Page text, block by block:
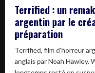
Terrified : un
argentin par le
préparation
Terrified, film d’horreur
anglais par Noah Hawley.